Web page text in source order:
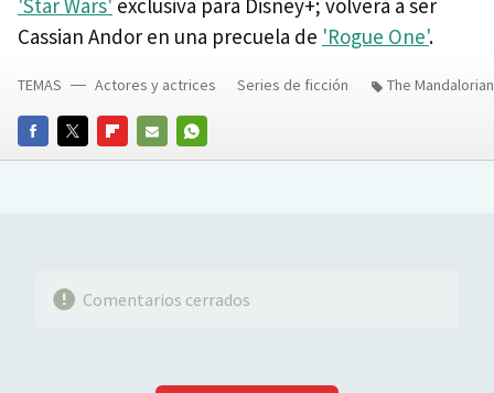
'Star Wars' exclusiva para Disney+; volverá a ser
Cassian Andor en una precuela de 'Rogue One'.
FACEBOOKTWITTERFLIPBOARD
E-
WHATSAPP
TEMAS Actores y actrices Series de ficción The Mandalorian
Comentarios cerrados